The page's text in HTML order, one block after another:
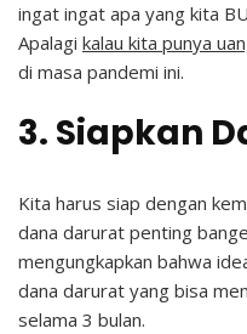
ingat ingat apa yang kita
Apalagi kalau kita punya
di masa pandemi ini.
3. Siapkan
Kita harus siap dengan
dana darurat penting
mengungkapkan bahwa
dana darurat yang bisa
selama 3 bulan.